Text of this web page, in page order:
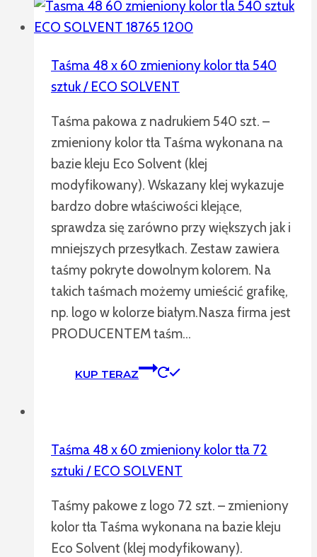
Taśma 48 x 60 zmieniony kolor tła 540
sztuk / ECO SOLVENT
Taśma pakowa z nadrukiem 540 szt. –
zmieniony kolor tła Taśma wykonana na
bazie kleju Eco Solvent (klej
modyfikowany). Wskazany klej wykazuje
bardzo dobre właściwości klejące,
sprawdza się zarówno przy większych jak i
mniejszych przesyłkach. Zestaw zawiera
taśmy pokryte dowolnym kolorem. Na
takich taśmach możemy umieścić grafikę,
np. logo w kolorze białym.Nasza firma jest
PRODUCENTEM taśm…
KUP TERAZ
Taśma 48 x 60 zmieniony kolor tła 72
sztuki / ECO SOLVENT
Taśmy pakowe z logo 72 szt. – zmieniony
kolor tła Taśma wykonana na bazie kleju
Eco Solvent (klej modyfikowany).